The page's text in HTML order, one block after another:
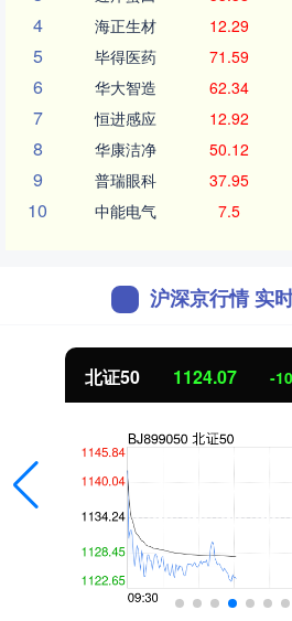
4 海正生材 12.29
5 毕得医药 71.59
6 华大智造 62.34
7 恒进感应 12.92
8 华康洁净 50.12
9 普瑞眼科 37.95
10 中能电气 7.5
沪深京行情 实
北证50 1124.29 -